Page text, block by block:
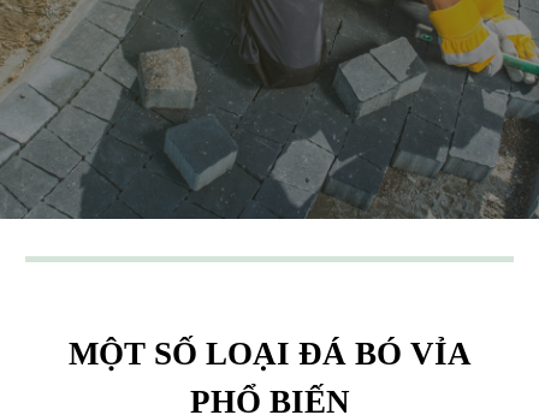
MỘT SỐ LOẠI ĐÁ BÓ VỈA
PHỔ BIẾN